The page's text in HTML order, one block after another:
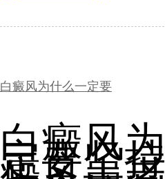
白癜风为什么一定要
白癜风
定要坚